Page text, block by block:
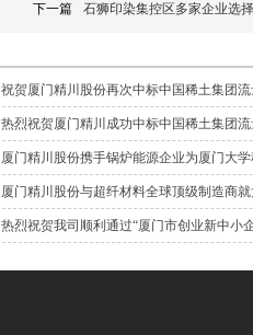
下一篇 石狮印染集控区多家企业选
祝贺厦门精川股份再次中标中国稀土集团流
热烈祝贺厦门精川成功中标中国稀土集团流
厦门精川股份携手锅炉能源企业为厦门大
厦门精川股份与超纤材料全球顶级制造商
热烈祝贺我司顺利通过“厦门市创业新中小